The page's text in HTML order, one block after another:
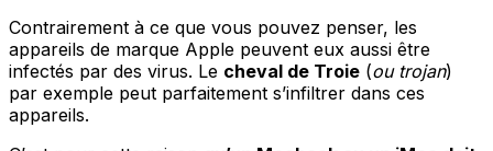
Contrairement à ce que vous pouvez penser, les
appareils de marque Apple peuvent eux aussi être
infectés par des virus. Le cheval de Troie (ou trojan)
par exemple peut parfaitement s’infiltrer dans ces
appareils.